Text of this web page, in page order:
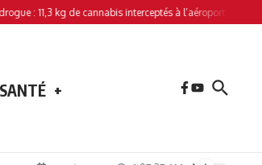
11,3 kg de cannabis interceptés à l’aéroport de Hahaya
SANTÉ +